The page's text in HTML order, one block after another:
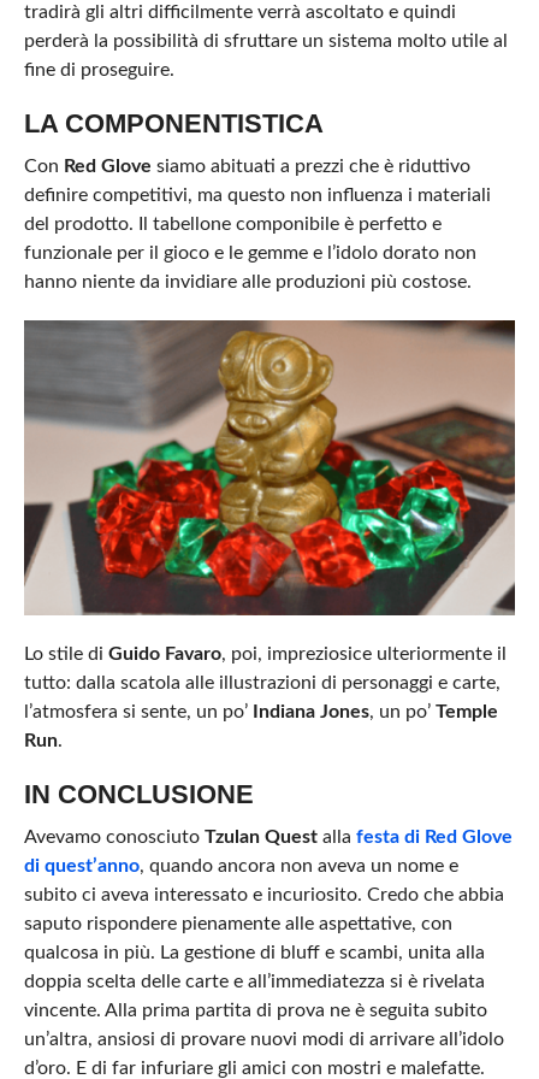
tradirà gli altri difficilmente verrà ascoltato e quindi
perderà la possibilità di sfruttare un sistema molto utile al
fine di proseguire.
LA COMPONENTISTICA
Con Red Glove siamo abituati a prezzi che è riduttivo
definire competitivi, ma questo non influenza i materiali
del prodotto. Il tabellone componibile è perfetto e
funzionale per il gioco e le gemme e l’idolo dorato non
hanno niente da invidiare alle produzioni più costose.
Lo stile di Guido Favaro, poi, impreziosice ulteriormente il
tutto: dalla scatola alle illustrazioni di personaggi e carte,
l’atmosfera si sente, un po’
Indiana Jones, un po’Temple
Run.
IN CONCLUSIONE
Avevamo conosciuto Tzulan Questalla festa di Red Glove
di quest’anno, quando ancora non aveva un nome e
subito ci aveva interessato e incuriosito. Credo che abbia
saputo rispondere pienamente alle aspettative, con
qualcosa in più. La gestione di bluff e scambi, unita alla
doppia scelta delle carte e all’immediatezza si è rivelata
vincente. Alla prima partita di prova ne è seguita subito
un’altra, ansiosi di provare nuovi modi di arrivare all’idolo
d’oro. E di far infuriare gli amici con mostri e malefatte.